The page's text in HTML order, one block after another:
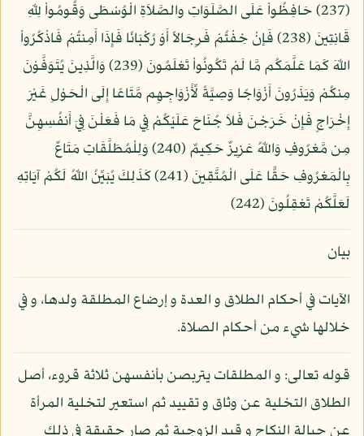
(237) حَافِظُواْ عَلَى الصَّلَوَاتِ والصَّلاَةِ الْوُسْطَى وَقُومُواْ لِلّهِ
قَانِتِينَ (238) فَإنْ خِفْتُمْ فَرِجَالاً أَوْ رُكْبَانًا فَإِذَا أَمِنتُمْ فَاذْكُرُواْ
اللّهَ كَمَا عَلَّمَكُم مَّا لَمْ تَكُونُواْ تَعْلَمُونَ (239) وَالَّذِينَ يُتَوَفَّوْنَ
مِنكُمْ وَيَذَرُونَ أَزْوَاجًا وَصِيَّةً لِّأَزْوَاجِهِم مَّتَاعًا إِلَى الْحَوْلِ غَيْرَ
إِخْرَاجٍ فَإِنْ خَرَجْنَ فَلاَ جُنَاحَ عَلَيْكُمْ فِي مَا فَعَلْنَ فِيَ أَنفُسِهِنَّ
مِن مَّعْرُوفٍ وَاللّهُ عَزِيزٌ حَكِيمٌ (240) وَلِلْمُطَلَّقَاتِ مَتَاعٌ
بِالْمَعْرُوفِ حَقًّا عَلَى الْمُتَّقِينَ (241) كَذَلِكَ يُبَيِّنُ اللّهُ لَكُمْ آيَاتِهِ
لَعَلَّكُمْ تَعْقِلُونَ (242)
بيان
الآيات في أحكام الطلاق و العدة و إرضاع المطلقة ولدها، و في
خلالها شيء من أحكام الصلاة.
قوله تعالى: و المطلقات يتربصن بأنفسهن ثلاثة قروء، أصل
الطلاق التخلية عن وثاق و تقييد ثم استعير لتخلية المرأة
عن حبالة النكاح و قيد الزوجية ثم صار حقيقة في ذلك